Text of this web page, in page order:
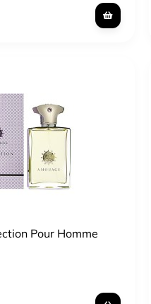
Pour Homme